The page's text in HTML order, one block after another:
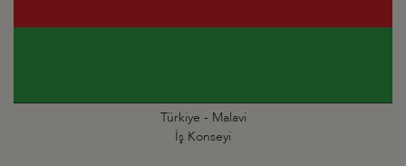
Türkiye - Malavi
İş Konseyi